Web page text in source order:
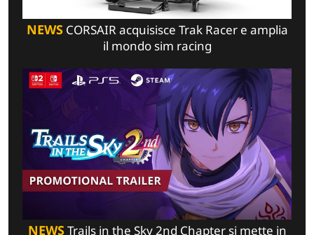
NEWSCORSAIR acquisisce Trak Racer e amplia
il mondo sim racing
NEWSTrails in the Sky 2nd Chapter si mette in